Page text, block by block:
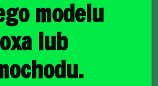
modelu
lub